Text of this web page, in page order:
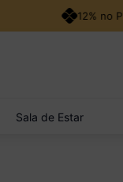
12% no Pix
Sala de Estar